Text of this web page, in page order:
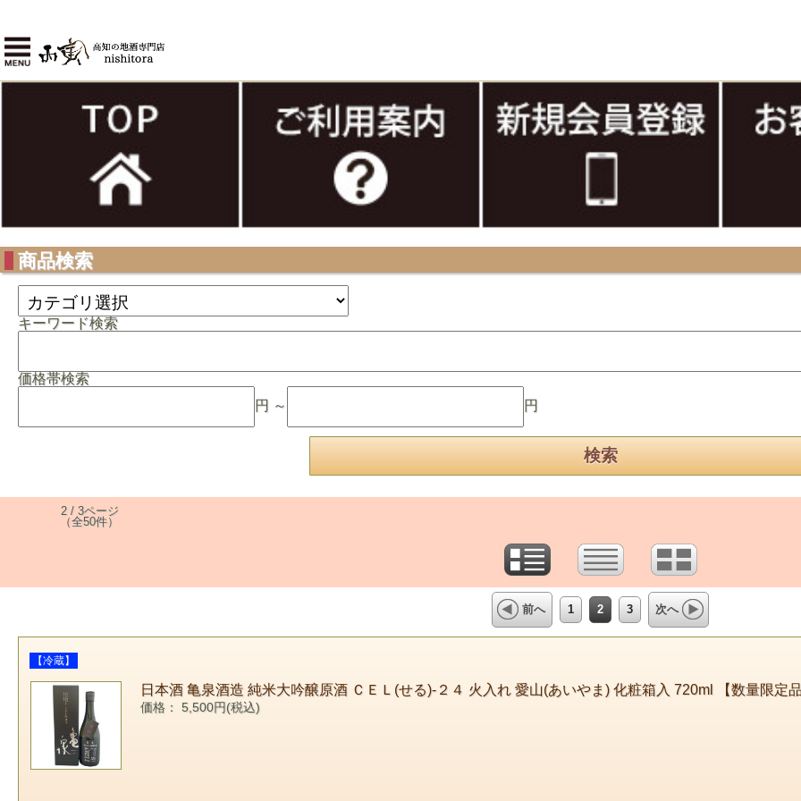
商品検索
キーワード検索
価格帯検索
円 ～
円
2 / 3ページ
（全50件）
前へ 1 2 3 次へ
【冷蔵】
日本酒 亀泉酒造 純米大吟醸原酒 ＣＥＬ(せる)-２４ 火入れ 愛山(あいやま) 化粧箱入 720ml 【数量限定
価格： 5,500円(税込)